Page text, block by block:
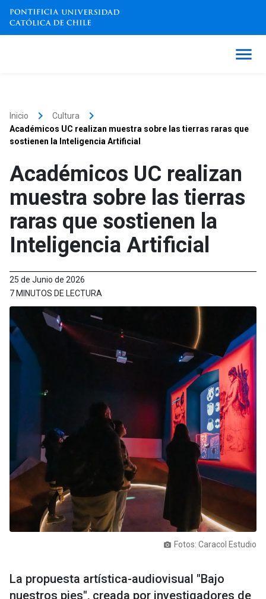
Inicio keyboard_arrow_right Cultura keyboard_arrow_right
Académicos UC realizan muestra sobre las tierras raras que
sostienen la Inteligencia Artificial
Académicos UC realizan
muestra sobre las tierras
raras que sostienen la
Inteligencia Artificial
25 de Junio de 2026
7 MINUTOS DE LECTURA
photo_camera Fotos: Caracol Estudio
La propuesta artística-audiovisual "Bajo
nuestros pies", creada por investigadores de